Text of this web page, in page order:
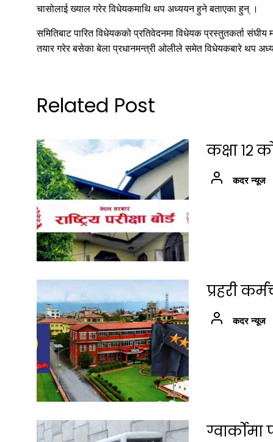
चासोलाई ख्याल गरेर विधेयकमाथि थप अध्ययन हुने बताएका हुन् ।
समितिबाट पारित विधेयकको प्रतिवेदनमा विधेयक प्रस्तुतकर्ता
तयार गरेर बसेका बेला प्रधानमन्त्री ओलीले समेत विधेयकबारे थप
Related Post
कक्षा १२
कदर न्यूज
प्रहरी
कदर न्यूज